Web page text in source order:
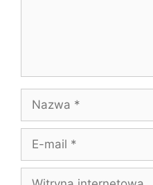
Nazwa
Witryna